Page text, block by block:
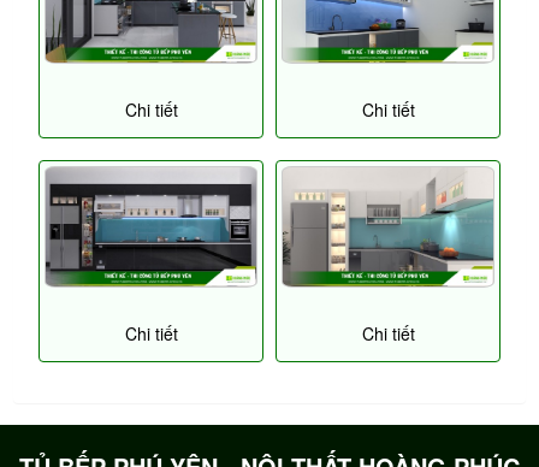
Chi tiết Chi tiết
Chi tiết Chi tiết